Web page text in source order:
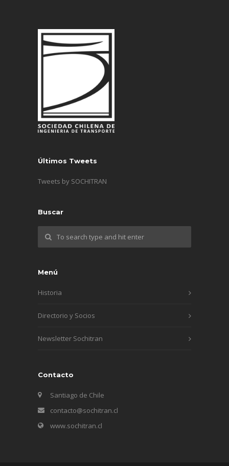
Últimos Tweets
Tweets by SOCHITRAN
Buscar
Menú
Historia
Directorio y Socios
Newsletter Sochitran
Contacto
Santiago de Chile
contacto@sochitran.cl
www.sochitran.cl